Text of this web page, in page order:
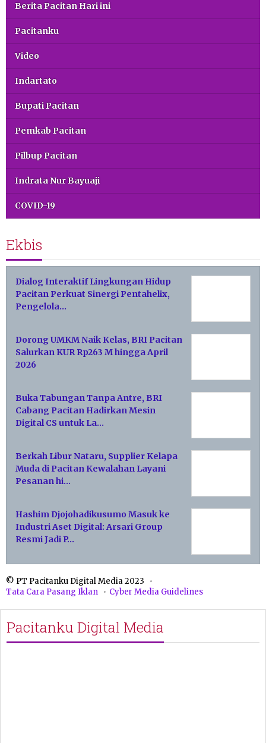
Berita Pacitan Hari ini
Pacitanku
Video
Indartato
Bupati Pacitan
Pemkab Pacitan
Pilbup Pacitan
Indrata Nur Bayuaji
COVID-19
Ekbis
Dialog Interaktif Lingkungan Hidup
Pacitan Perkuat Sinergi Pentahelix,
Pengelola…
Dorong UMKM Naik Kelas, BRI Pacitan
Salurkan KUR Rp263 M hingga April
2026
Buka Tabungan Tanpa Antre, BRI
Cabang Pacitan Hadirkan Mesin
Digital CS untuk La…
Berkah Libur Nataru, Supplier Kelapa
Muda di Pacitan Kewalahan Layani
Pesanan hi…
Hashim Djojohadikusumo Masuk ke
Industri Aset Digital: Arsari Group
Resmi Jadi P…
© PT Pacitanku Digital Media 2023
Tata Cara Pasang Iklan
Cyber Media Guidelines
Pacitanku Digital Media